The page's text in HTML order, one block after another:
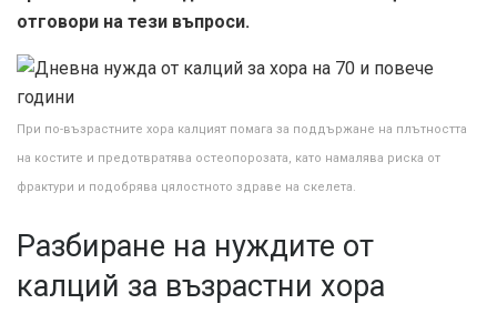
отговори на тези въпроси.
При по-възрастните хора калцият помага за поддържане на плътността
на костите и предотвратява остеопорозата, като намалява риска от
фрактури и подобрява цялостното здраве на скелета.
Разбиране на нуждите от
калций за възрастни хора